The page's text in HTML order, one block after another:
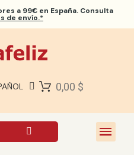
a 99€ en España. Consulta
de envío.*
0,00 $